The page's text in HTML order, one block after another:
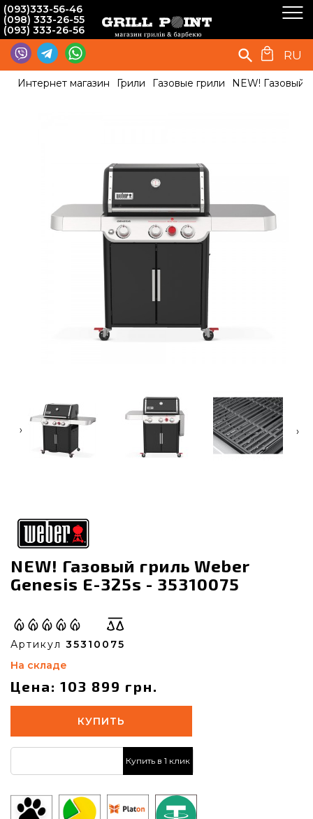
(093)333-56-46
(098) 333-26-55
(093) 333-26-56
RU
Интернет магазин Грили Газовые грили NEW! Газовый
‹ ›
NEW! Газовый гриль Weber
Genesis E-325s - 35310075
Артикул 35310075
На складе
Цена: 103 899 грн.
КУПИТЬ
Купить в 1 клик